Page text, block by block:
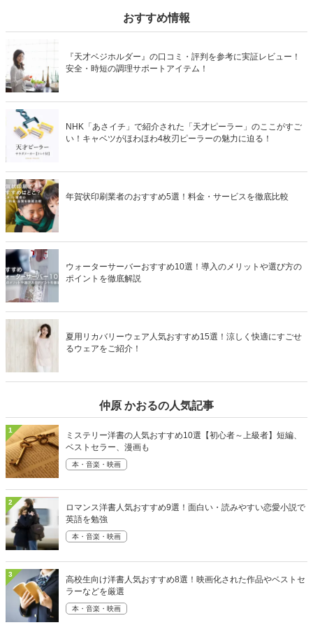
ども確認してみましょう。おすすめ情報
『天才ベジホルダー』の口コミ・評判を参考に実証レビュー！
安全・時短の調理サポートアイテム！
NHK「あさイチ」で紹介された「天才ピーラー」のここがすご
い！キャベツがほわほわ4枚刃ピーラーの魅力に迫る！
年賀状印刷業者のおすすめ5選！料金・サービスを徹底比較
ウォーターサーバーおすすめ10選！導入のメリットや選び方の
ポイントを徹底解説
夏用リカバリーウェア人気おすすめ15選！涼しく快適にすごせ
るウェアをご紹介！
仲原 かおるの人気記事
1
ミステリー洋書の人気おすすめ10選【初心者～上級者】短編、
ベストセラー、漫画も
本・音楽・映画
2
ロマンス洋書人気おすすめ9選！面白い・読みやすい恋愛小説で
英語を勉強
本・音楽・映画
3
高校生向け洋書人気おすすめ8選！映画化された作品やベストセ
ラーなどを厳選
本・音楽・映画